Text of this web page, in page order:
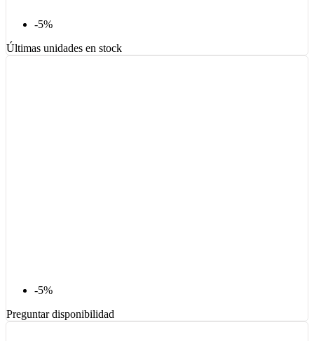
-5%
Últimas unidades en stock
-5%
Preguntar disponibilidad